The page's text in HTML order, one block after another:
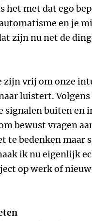
het met dat ego
en je
zijn nu net de
zijn vrij om onze
luistert.
signalen buiten en
bewust vragen
te bedenken maar
ik nu eigenlijk
op werk of